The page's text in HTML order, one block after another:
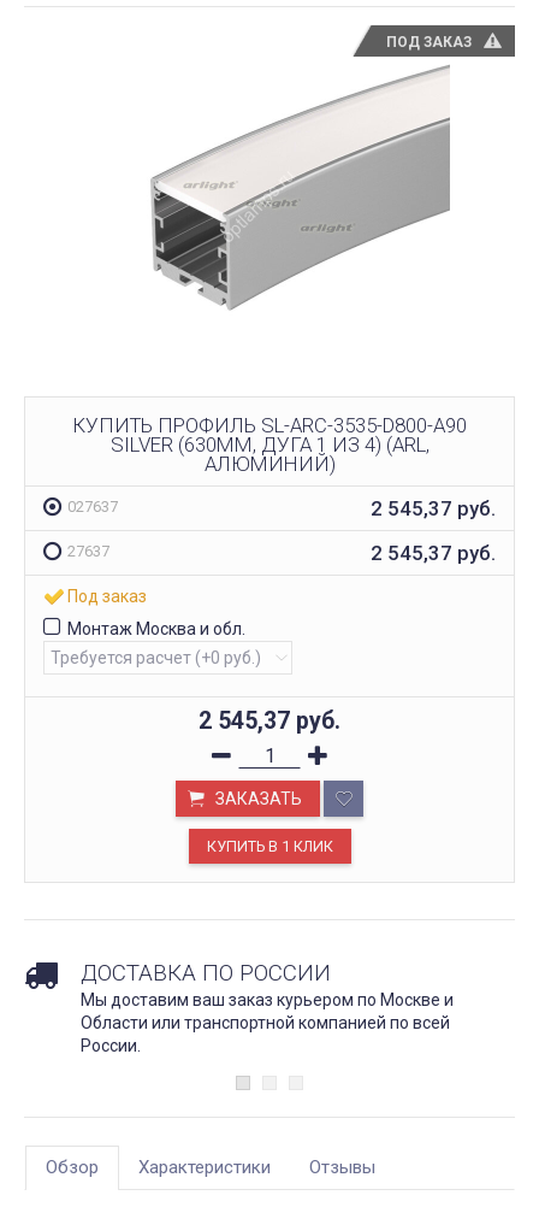
ПОД ЗАКАЗ
КУПИТЬ ПРОФИЛЬ SL-ARC-3535-D800-A90
SILVER (630ММ, ДУГА 1 ИЗ 4) (ARL,
АЛЮМИНИЙ)
027637 2 545,37 руб.
27637 2 545,37 руб.
Под заказ
Монтаж Москва и обл.
2 545,37 руб.
ЗАКАЗАТЬ
ДОСТАВКА ПО РОССИИ
Мы доставим ваш заказ курьером по Москве и
Области или транспортной компанией по всей
России.
Обзор Характеристики Отзывы